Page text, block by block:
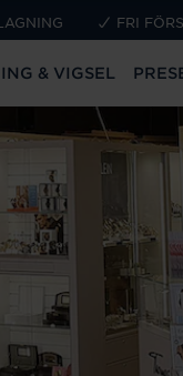
FRI
& VIGSEL